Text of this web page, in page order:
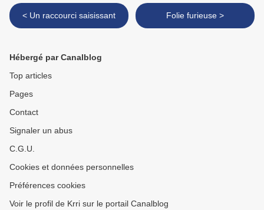
< Un raccourci saisissant Folie furieuse >
Hébergé par Canalblog
Top articles
Pages
Contact
Signaler un abus
C.G.U.
Cookies et données personnelles
Préférences cookies
Voir le profil de Krri sur le portail Canalblog